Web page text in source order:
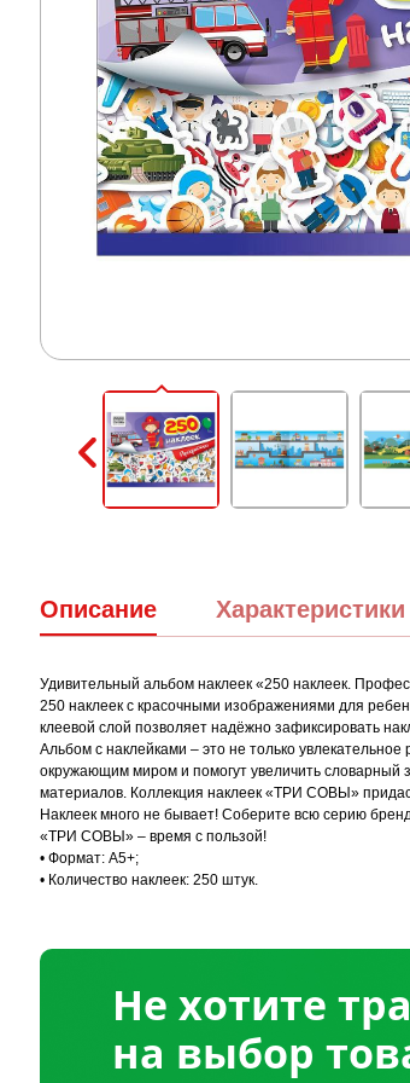
Описание Характеристики
Удивительный альбом наклеек «250 наклеек.
250 наклеек с красочными изображениями для
клеевой слой позволяет надёжно зафиксировать
Альбом с наклейками – это не только
окружающим миром и помогут увеличить словарный
материалов. Коллекция наклеек «ТРИ СОВЫ»
Наклеек много не бывает! Соберите всю серию
«ТРИ СОВЫ» – время с пользой!
• Формат: А5+;
• Количество наклеек: 250 штук.
Не хотите
на выбор